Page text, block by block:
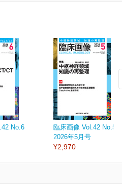
No.6
臨床画像 Vol.42 No.5
2026年5月号
¥2,970